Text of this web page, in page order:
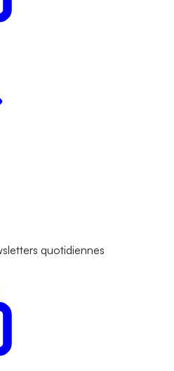
quotidiennes